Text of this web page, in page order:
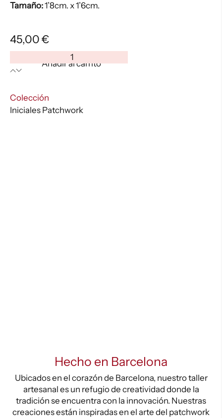
Tamaño:1’8cm. x 1’6cm.
45,00€
Patchwork
cantidad
Añadir al carrito
Colección
Iniciales Patchwork
Hecho en Barcelona
Ubicados en el corazón de Barcelona, nuestro taller
artesanal es un refugio de creatividad donde la
tradición se encuentra con la innovación. Nuestras
creaciones están inspiradas en el arte del patchwork